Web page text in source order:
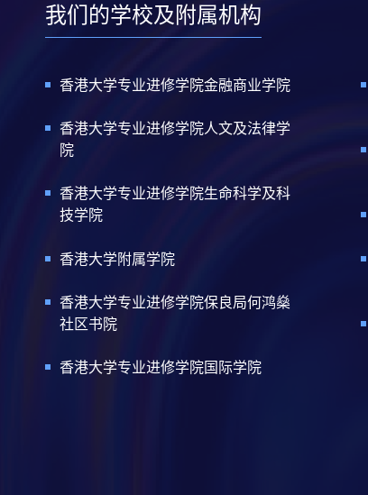
我们的学校及附属机构
香港大学专业进修学院金融商业学院
香港大学专业进修学院人文及法律学
院
香港大学专业进修学院生命科学及科
技学院
香港大学附属学院
香港大学专业进修学院保良局何鸿燊
社区书院
香港大学专业进修学院国际学院